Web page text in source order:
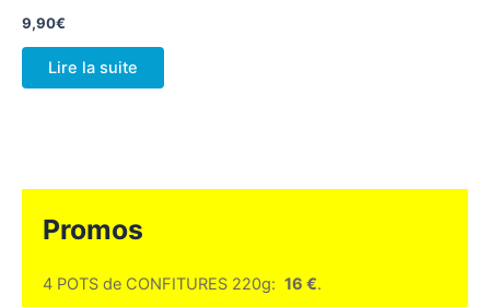
9,90€
Lire la suite
Promos
4 POTS de CONFITURES 220g: 16 €.